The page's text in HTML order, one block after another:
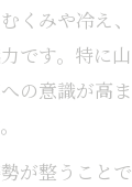
くみや冷え
です。特に
の意識が高
が整うこと